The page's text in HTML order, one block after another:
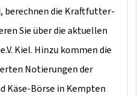
berechnen die Kraftfutter-
Sie über die aktuellen
Kiel. Hinzu kommen die
Notierungen der
Käse-Börse in Kempten